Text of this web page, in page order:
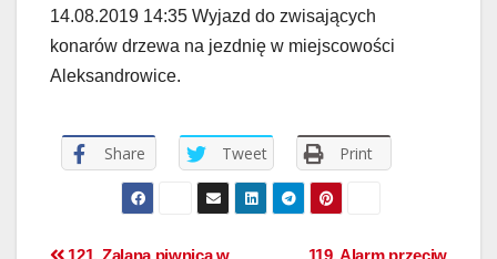
14.08.2019 14:35 Wyjazd do zwisających
konarów drzewa na jezdnię w miejscowości
Aleksandrowice.
Share Tweet Print
119. Alarm przeciw
121. Zalana piwnica w